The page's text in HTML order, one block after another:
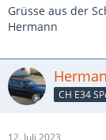
Grüsse aus der
Hermann
CH E34
12. Juli 2023